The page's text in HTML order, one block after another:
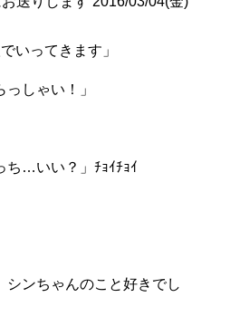
いってきます」
しゃい！」
ち…いい？」ﾁｮｲﾁｮｲ
シンちゃんのこと好きでし